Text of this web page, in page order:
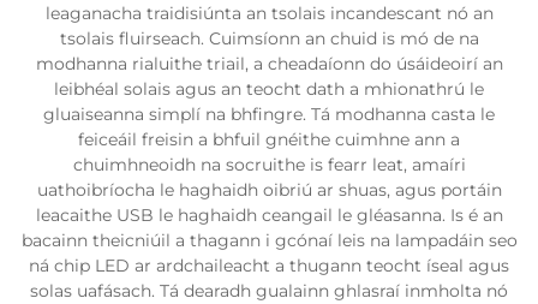
leaganacha traidisiúnta an tsolais incandescant nó an
tsolais fluirseach. Cuimsíonn an chuid is mó de na
modhanna rialuithe triail, a cheadaíonn do úsáideoirí an
leibhéal solais agus an teocht dath a mhionathrú le
gluaiseanna simplí na bhfingre. Tá modhanna casta le
feiceáil freisin a bhfuil gnéithe cuimhne ann a
chuimhneoidh na socruithe is fearr leat, amaíri
uathoibríocha le haghaidh oibriú ar shuas, agus portáin
leacaithe USB le haghaidh ceangail le gléasanna. Is é an
bacainn theicniúil a thagann i gcónaí leis na lampadáin seo
ná chip LED ar ardchaileacht a thugann teocht íseal agus
solas uafásach. Tá dearadh gualainn ghlasraí inmholta nó